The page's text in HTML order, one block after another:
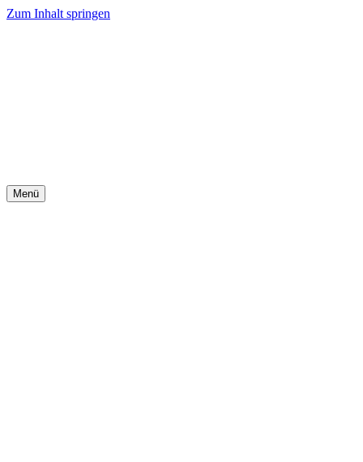
Zum Inhalt springen
Menü